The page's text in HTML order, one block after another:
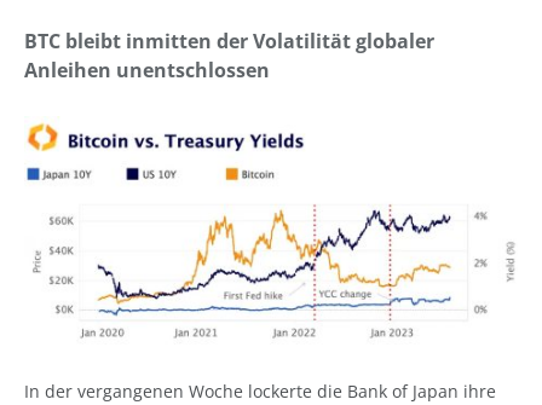
BTC bleibt inmitten der Volatilität globaler
Anleihen unentschlossen
In der vergangenen Woche lockerte die Bank of Japan ihre